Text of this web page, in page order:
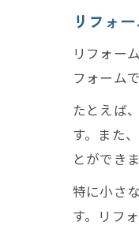
リフォ
リフォー
フォーム
たとえば
す。また
とができま
特に小さ
す。リフ